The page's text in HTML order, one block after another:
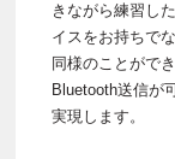
きながら練習し
イスをお持ちで
同様のことがで
Bluetooth送信が
実現します。